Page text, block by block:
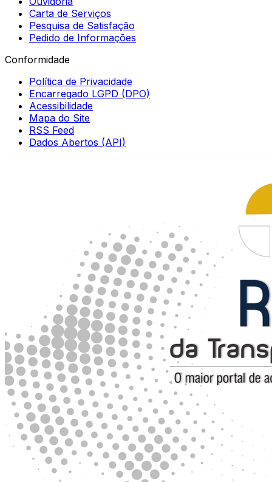
Carta de Serviços
Pesquisa de Satisfação
Pedido de Informações
Conformidade
Política de Privacidade
Encarregado LGPD (DPO)
Acessibilidade
Mapa do Site
RSS Feed
Dados Abertos (API)